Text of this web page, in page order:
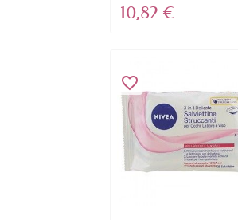
10,82 €
favorite_border